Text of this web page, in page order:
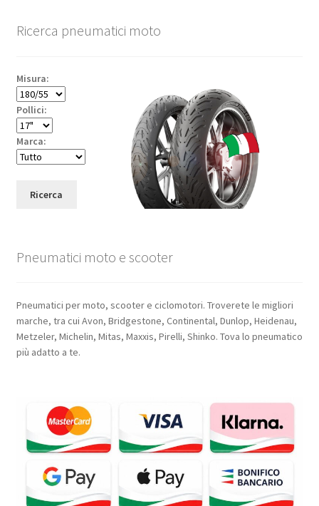
Ricerca pneumatici moto
Misura:
Pollici:
Marca:
Ricerca
Pneumatici moto e scooter
Pneumatici per moto, scooter e ciclomotori. Troverete le migliori
marche, tra cui Avon, Bridgestone, Continental, Dunlop, Heidenau,
Metzeler, Michelin, Mitas, Maxxis, Pirelli, Shinko. Tova lo pneumatico
più adatto a te.